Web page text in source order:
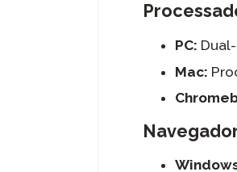
PC:
Mac: